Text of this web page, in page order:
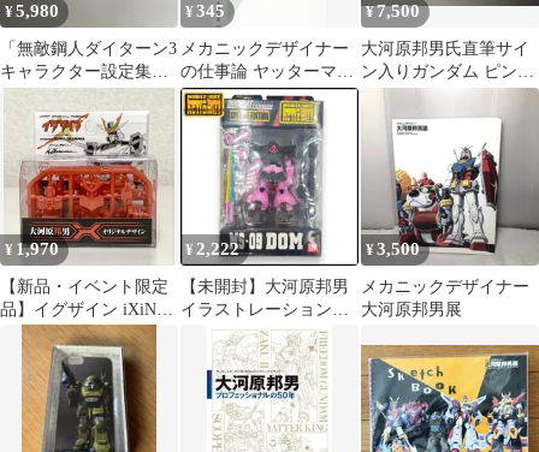
¥5,980
「無敵鋼人ダイターン3
キャラクター設定集ー
¥345
メカニックデザイナー
の仕事論 ヤッターマ
ン、ガンダムを描いた
職人／大河原邦男
¥7,500
大河原邦男氏直筆サイ
ン入りガンダム ピンバ
¥ 1,970
【新品・イベント限定
品】イグザイン iXiNE
大河原邦男オリジナル
デザイン
¥ 2,222
【未開封】大河原邦男
イラストレーションバ
ージョン MS-09 DOM
#G29
¥3,500
メカニックデザイナー
大河原邦男展